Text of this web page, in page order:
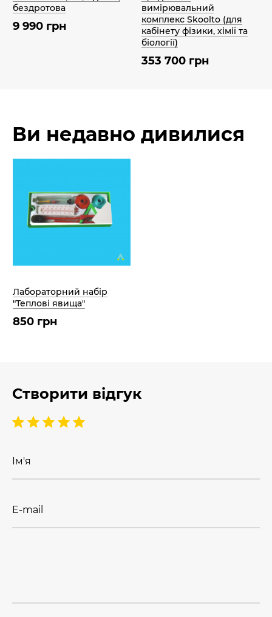
бездротова
9 990 грн
вимірювальний
комплекс Skoolto (для
кабінету фізики, хімії та
біології)
353 700 грн
Ви недавно дивилися
Лабораторний набір
"Теплові явища"
850 грн
Створити відгук
Ім'я
E-mail